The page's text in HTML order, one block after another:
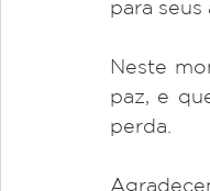
para
Neste
paz, e
perda.